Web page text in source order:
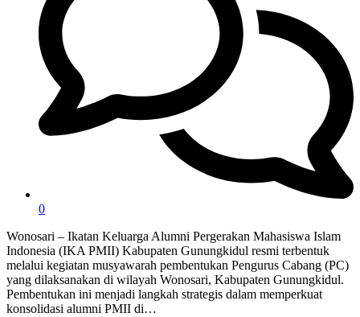
0
Wonosari – Ikatan Keluarga Alumni Pergerakan Mahasiswa Islam
Indonesia (IKA PMII) Kabupaten Gunungkidul resmi terbentuk
melalui kegiatan musyawarah pembentukan Pengurus Cabang (PC)
yang dilaksanakan di wilayah Wonosari, Kabupaten Gunungkidul.
Pembentukan ini menjadi langkah strategis dalam memperkuat
konsolidasi alumni PMII di…